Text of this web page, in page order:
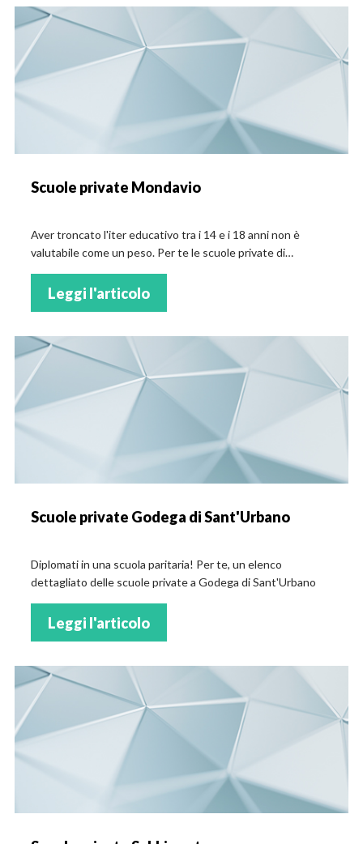
Scuole private Mondavio
Aver troncato l'iter educativo tra i 14 e i 18 anni non è
valutabile come un peso. Per te le scuole private di
Leggi l'articolo
Scuole private Godega di Sant'Urbano
Diplomati in una scuola paritaria! Per te, un elenco
dettagliato delle scuole private a Godega di Sant'Urbano
Leggi l'articolo